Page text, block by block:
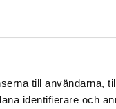
till användarna,
identifierare och